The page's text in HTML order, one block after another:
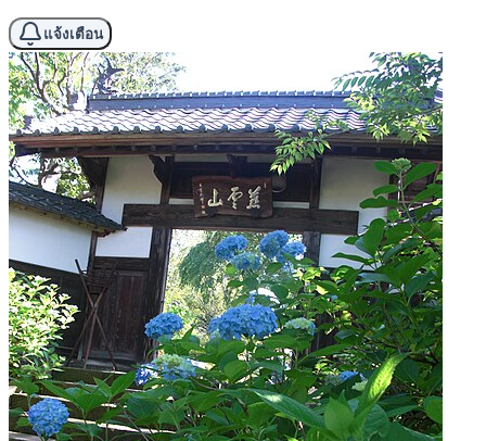
แจ้งเตือน